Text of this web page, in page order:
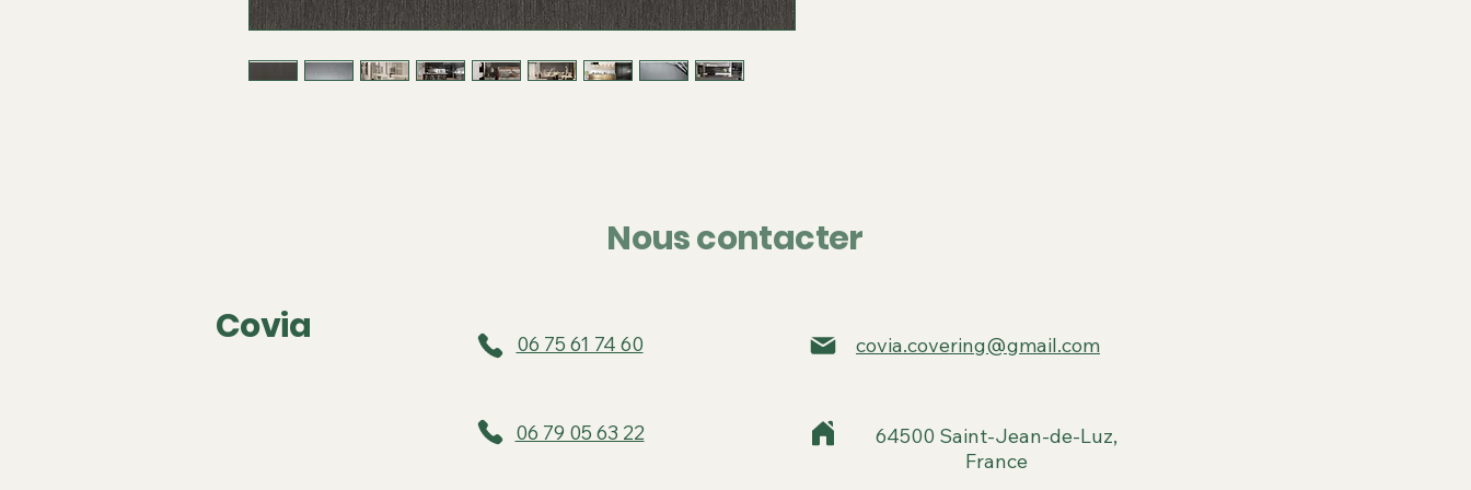
Covia
Nous contacter
06 75 61 74 60
06 79 05 63 22
covia.covering@gmail.com
64500 Saint-Jean-de-Luz,
France